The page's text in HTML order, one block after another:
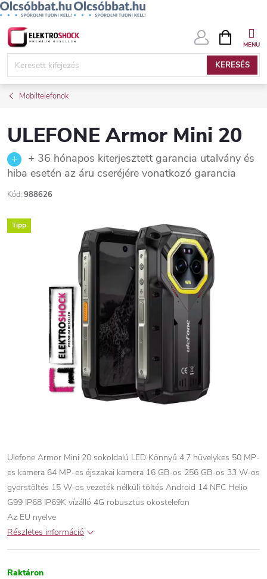
Ugrás
KERESÉS
KOSÁR
Mobiltelefonok
ULEFONE Armor Mini 20
+ 36 hónapos kiterjesztett garancia utalvány és
hiba esetén az áru cseréjére vonatkozó garancia
Kód: 988626
Tipp
Ulefone Armor Mini 20 sokoldalú LED Könnyű 4,7 hüvelykes 50 MP-
es kamera 64 MP-es éjszakai kamera 16 GB-os 256 GB-os 33 W-os
gyorstöltés 15 W-os vezeték nélküli töltés Android 14 NFC Helio
G99 IP68 IP69K vízálló 4G robusztus okostelefon
Az EU nyelve
Részletes információ
Raktáron